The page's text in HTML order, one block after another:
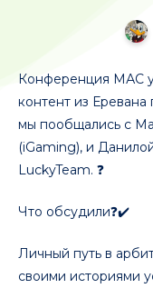
Конференция МАС
контент из Еревана
мы пообщались с
(iGaming), и
LuckyTeam. ❓
Что обсудили❓✔️
Личный путь в
своими историями